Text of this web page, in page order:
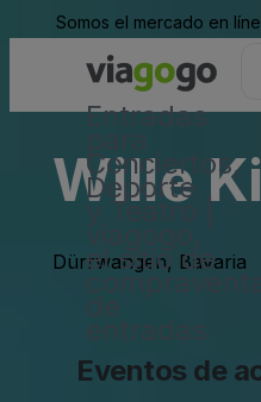
Somos el mercado en
Entradas
Conciertos,
Deporte
y Teatro |
el sitio de
compraventa
Wille
Dürrwangen, Bavaria
Eventos de